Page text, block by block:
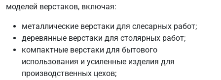
моделей верстаков, включая:
металлические верстаки для слесарных работ;
деревянные верстаки для столярных работ;
компактные верстаки для бытового
использования и усиленные изделия для
производственных цехов;